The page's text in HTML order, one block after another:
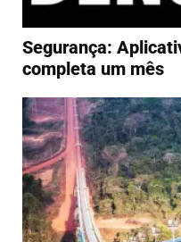
Segurança:
completa um mês